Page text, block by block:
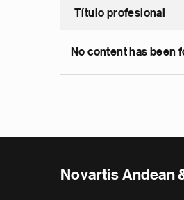
Título profesional
No content has been
Novartis Andean